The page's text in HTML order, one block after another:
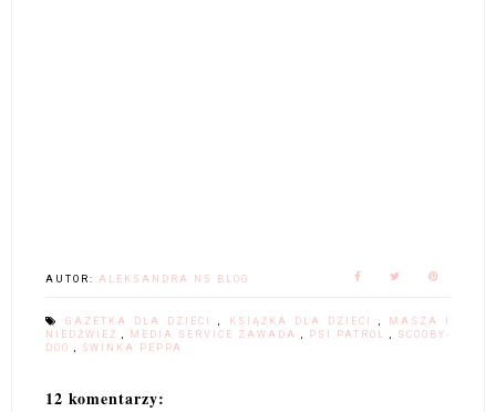
AUTOR: ALEKSANDRA NS BLOG
GAZETKA DLA DZIECI, KSIĄŻKA DLA DZIECI ,
MASZA I
NIEDŹWIEŹ , MEDIA SERVICE ZAWADA , PSI PATROL , SCOOBY-
DOO , ŚWINKA PEPPA
12 komentarzy: